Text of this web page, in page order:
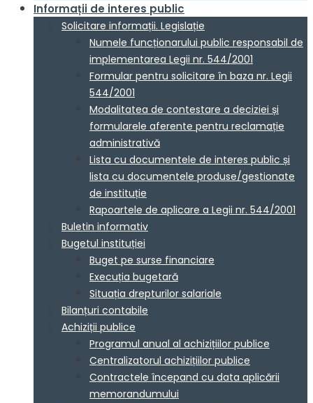
Informații de interes public
Solicitare informații. Legislație
Numele funcționarului public responsabil de
implementarea Legii nr. 544/2001
Formular pentru solicitare în baza nr. Legii
544/2001
Modalitatea de contestare a deciziei și
formularele aferente pentru reclamație
administrativă
Lista cu documentele de interes public și
lista cu documentele produse/gestionate
de instituție
Rapoartele de aplicare a Legii nr. 544/2001
Buletin informativ
Bugetul instituției
Buget pe surse financiare
Execuția bugetară
Situația drepturilor salariale
Bilanțuri contabile
Achiziții publice
Programul anual al achizițiilor publice
Centralizatorul achizițiilor publice
Contractele începand cu data aplicării
memorandumului